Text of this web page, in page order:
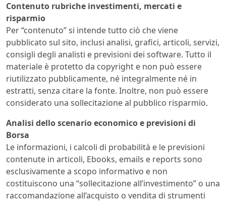
Contenuto rubriche investimenti, mercati e
risparmio
Per “contenuto” si intende tutto ciò che viene
pubblicato sul sito, inclusi analisi, grafici, articoli, servizi,
consigli degli analisti e previsioni dei software. Tutto il
materiale è protetto da copyright e non può essere
riutilizzato pubblicamente, né integralmente né in
estratti, senza citare la fonte. Inoltre, non può essere
considerato una sollecitazione al pubblico risparmio.
Analisi dello scenario economico e previsioni di
Borsa
Le informazioni, i calcoli di probabilità e le previsioni
contenute in articoli, Ebooks, emails e reports sono
esclusivamente a scopo informativo e non
costituiscono una “sollecitazione all’investimento” o una
raccomandazione all’acquisto o vendita di strumenti